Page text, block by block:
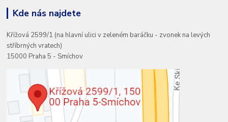
Kde nás najdete
Křížová 2599/1 (na hlavní ulici v zeleném baráčku - zvonek na levých
stříbrných vratech)
15000 Praha 5 - Smíchov